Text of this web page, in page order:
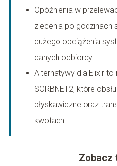
Opóźnienia w
zlecenia po godzinach
dużego obciążenia
danych odbiorcy.
Alternatywy dla Elixir to
SORBNET2, które
błyskawiczne oraz
kwotach.
Zobacz